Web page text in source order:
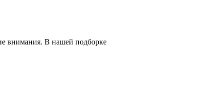
внимания. В нашей подборке